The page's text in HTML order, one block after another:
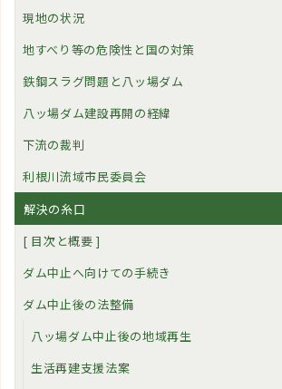
現地の状況
地すべり等の危険性と国の対策
鉄鋼スラグ問題と八ッ場ダム
八ッ場ダム建設再開の経緯
下流の裁判
利根川流域市民委員会
解決の糸口
[ 目次と概要 ]
ダム中止へ向けての手続き
ダム中止後の法整備
八ッ場ダム中止後の地域再生
生活再建支援法案